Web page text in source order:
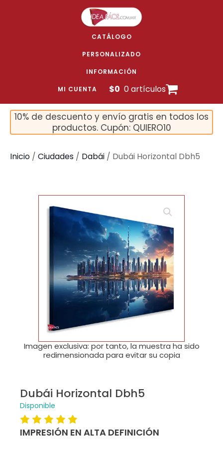
CATÁLOGO
PERSONALIZADO
INFORMACIÓN
MI CUENTA $0 0 artículos
10% de descuento y envío gratis en todos los
productos. Cupón: QUIERO10
Inicio / Ciudades / Dabái / Dubái Horizontal Dbh5
🔍
Imagen exclusiva: por tanto, la muestra ha sido
redimensionada para evitar su copia
Dubái Horizontal Dbh5
Disponible
IMPRESIÓN EN ALTA DEFINICIÓN